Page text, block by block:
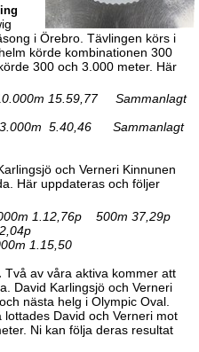
i Örebro. Tävlingen körs i
körde kombinationen 300
300 och 3.000 meter. Här
15.59,77 Sammanlagt
5.40,46 Sammanlagt
och Verneri Kinnunen
Här uppdateras och följer
1.12,76p 500m 37,29p
1.15,50
Två av våra aktiva kommer att
David Karlingsjö och Verneri
nästa helg i Olympic Oval.
David och Verneri mot
Ni kan följa deras resultat